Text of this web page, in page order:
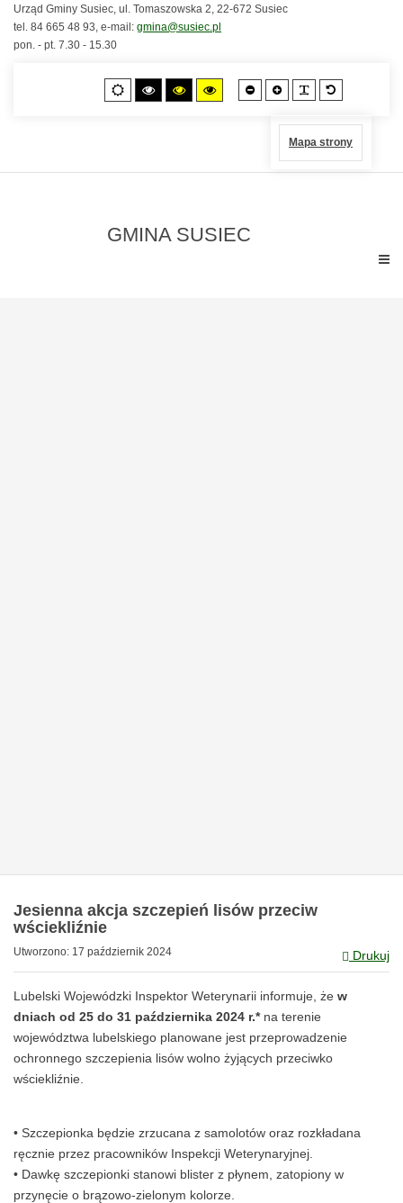
Urząd Gminy Susiec, ul. Tomaszowska 2, 22-672 Susiec
tel. 84 665 48 93, e-mail: gmina@susiec.pl
pon. - pt. 7.30 - 15.30
Tryb
domyślny
Wysoki
kontrast
Wysoki
kontrast
Wysoki
kontrast
Czcionka
mniejsza
Czcionka
większa
Czcionka
Mapa strony
GMINA SUSIEC
Jesienna akcja szczepień lisów przeciw
wściekliźnie
Drukuj
Utworzono: 17 październik 2024
Lubelski Wojewódzki Inspektor Weterynarii informuje, że w
dniach od 25 do 31 października 2024 r.*na terenie
województwa lubelskiego planowane jest przeprowadzenie
ochronnego szczepienia lisów wolno żyjących przeciwko
wściekliźnie.
• Szczepionka będzie zrzucana z samolotów oraz rozkładana
ręcznie przez pracowników Inspekcji Weterynaryjnej.
• Dawkę szczepionki stanowi blister z płynem, zatopiony w
przynęcie o brązowo-zielonym kolorze.